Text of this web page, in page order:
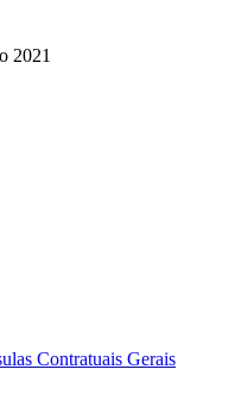
2021
Contratuais Gerais